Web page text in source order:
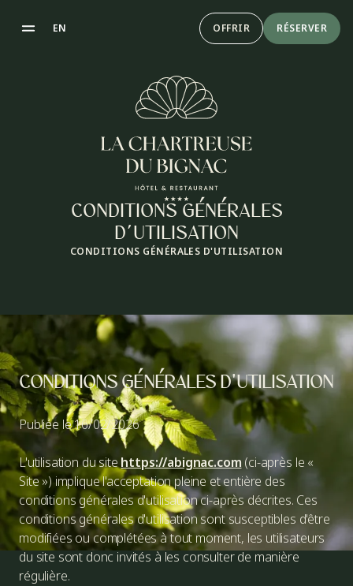
EN OFFRIR RÉSERVER
CONDITIONS GÉNÉRALES
D’UTILISATION
CONDITIONS GÉNÉRALES D'UTILISATION
CONDITIONS GÉNÉRALES D'UTILISATION
Publiée le 16/02/2026
L'utilisation du sitehttps://abignac.com (ci-après le «
Site ») implique l'acceptation pleine et entière des
conditions générales d'utilisation ci-après décrites. Ces
conditions générales d'utilisation sont susceptibles d'être
modifiées ou complétées à tout moment, les utilisateurs
du site sont donc invités à les consulter de manière
régulière.